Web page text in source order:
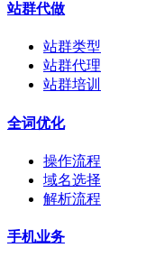
站群代做
站群类型
站群代理
站群培训
全词优化
操作流程
域名选择
解析流程
手机业务